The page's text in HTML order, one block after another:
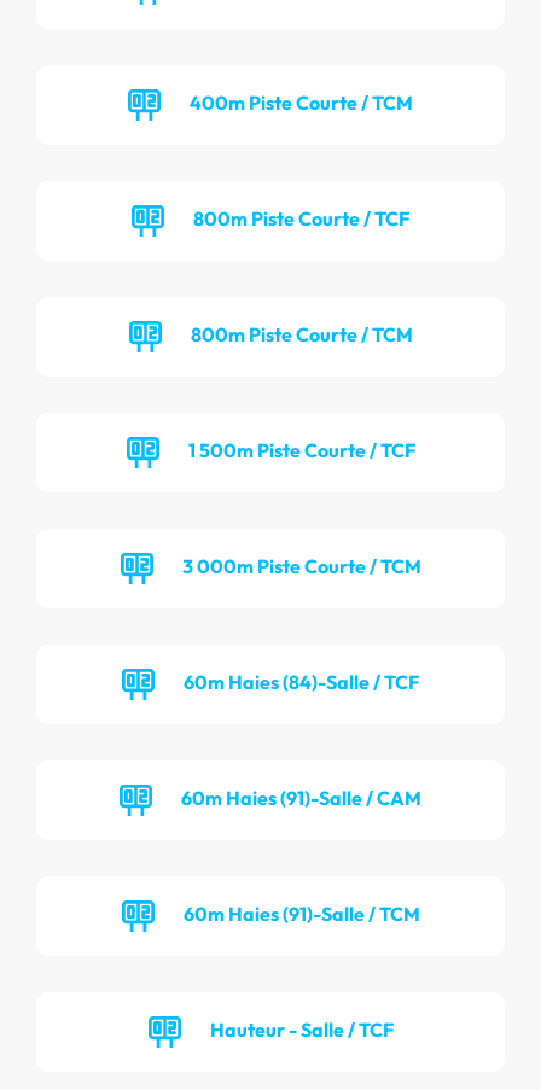
400m Piste Courte / TCM
800m Piste Courte / TCF
800m Piste Courte / TCM
1 500m Piste Courte / TCF
3 000m Piste Courte / TCM
60m Haies (84)-Salle / TCF
60m Haies (91)-Salle / CAM
60m Haies (91)-Salle / TCM
Hauteur - Salle / TCF